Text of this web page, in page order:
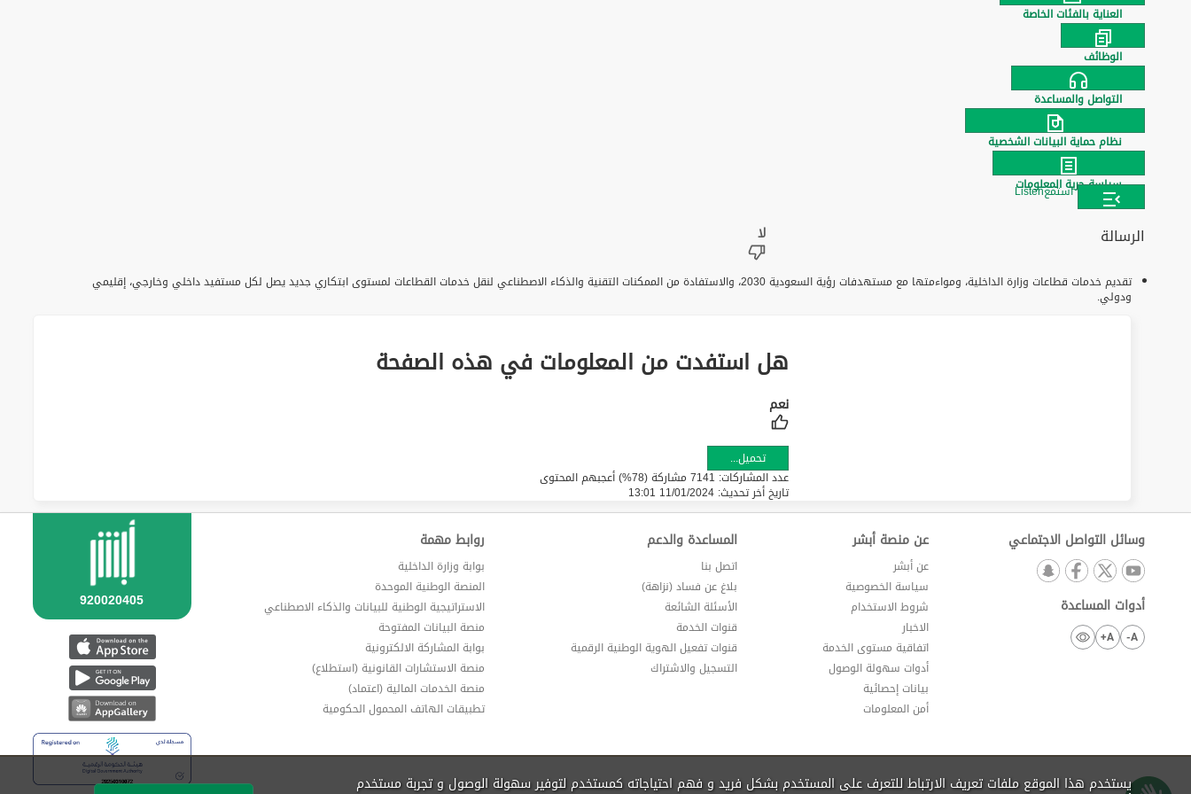
العناية بالفئات الخاصة
الوظائف
التواصل والمساعدة
نظام حماية البيانات الشخصية
سياسة حرية المعلومات
استمعListen
الرسالة
تقديم خدمات قطاعات وزارة الداخلية، ومواءمتها مع مستهدفات رؤية السعودية 2030، والاستفادة من الممكنات التقنية والذكاء الاصطناعي لنقل خدمات القطاعات لمستوى ابتكاري جديد يصل لكل مستفيد داخلي وخارجي، إقليمي
ودولي.
هل استفدت من المعلومات في هذه الصفحة
تحميل...
عدد المشاركات: 7141 مشاركة (78%) أعجبهم المحتوى
تاريخ أخر تحديث: 11/01/2024 13:01
وسائل التواصل الاجتماعي
أدوات المساعدة
A-
A+
عن منصة أبشر
عن أبشر
سياسة الخصوصية
شروط الاستخدام
الاخبار
اتفاقية مستوى الخدمة
أدوات سهولة الوصول
بيانات إحصائية
أمن المعلومات
المساعدة والدعم
اتصل بنا
بلاغ عن فساد (نزاهة)
الأسئلة الشائعة
قنوات الخدمة
قنوات تفعيل الهوية الوطنية الرقمية
التسجيل والاشتراك
روابط مهمة
بوابة وزارة الداخلية
المنصة الوطنية الموحدة
الاستراتيجية الوطنية للبيانات والذكاء الاصطناعي
منصة البيانات المفتوحة
بوابة المشاركة الالكترونية
منصة الاستشارات القانونية (استطلاع)
منصة الخدمات المالية (اعتماد)
تطبيقات الهاتف المحمول الحكومية
يستخدم هذا الموقع ملفات تعريف الارتباط للتعرف على المستخدم بشكل فريد و فهم احتياجاته كمستخدم لتوفير سهولة الوصول و تجربة مستخدم